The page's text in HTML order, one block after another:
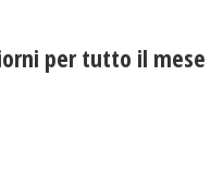
per tutto il mese